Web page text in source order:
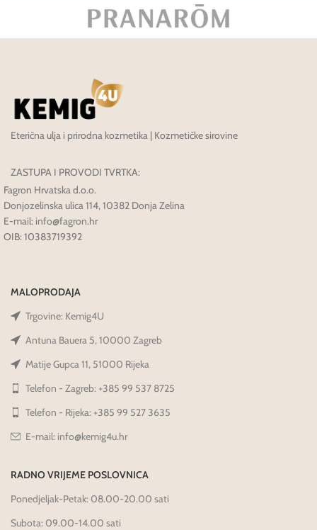
Eterična ulja i prirodna kozmetika | Kozmetičke sirovine
ZASTUPA I PROVODI TVRTKA:
Fagron Hrvatska d.o.o.
Donjozelinska ulica 114, 10382 Donja Zelina
E-mail: info@fagron.hr
OIB: 10383719392
MALOPRODAJA
Trgovine: Kemig4U
Antuna Bauera 5, 10000 Zagreb
Matije Gupca 11, 51000 Rijeka
Telefon - Zagreb: +385 99 537 8725
Telefon - Rijeka: +385 99 527 3635
E-mail: info@kemig4u.hr
RADNO VRIJEME POSLOVNICA
Ponedjeljak-Petak: 08.00-20.00 sati
Subota: 09.00-14.00 sati